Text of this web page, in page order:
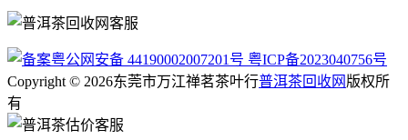
粤公网安备 44190002007201号 粤ICP备2023040756号
Copyright © 2026东莞市万江禅茗茶叶行普洱茶回收网 版权所
有